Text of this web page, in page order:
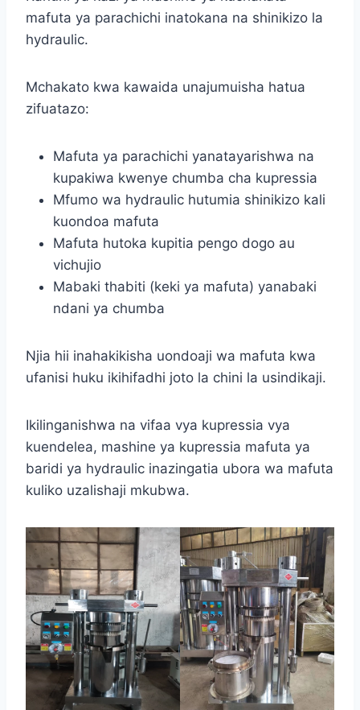
mafuta ya parachichi inatokana na shinikizo la
hydraulic.
Mchakato kwa kawaida unajumuisha hatua
zifuatazo:
Mafuta ya parachichi yanatayarishwa na
kupakiwa kwenye chumba cha kupressia
Mfumo wa hydraulic hutumia shinikizo kali
kuondoa mafuta
Mafuta hutoka kupitia pengo dogo au
vichujio
Mabaki thabiti (keki ya mafuta) yanabaki
ndani ya chumba
Njia hii inahakikisha uondoaji wa mafuta kwa
ufanisi huku ikihifadhi joto la chini la usindikaji.
Ikilinganishwa na vifaa vya kupressia vya
kuendelea, mashine ya kupressia mafuta ya
baridi ya hydraulic inazingatia ubora wa mafuta
kuliko uzalishaji mkubwa.